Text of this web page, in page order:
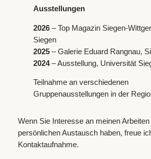
Ausstellungen
2026 – Top Magazin Siegen-
Siegen
2025 – Galerie Eduard Rangnau,
2024– Ausstellung, Universität
Teilnahme an verschiedenen
Gruppenausstellungen in der
Wenn Sie Interesse an meinen
persönlichen Austausch haben, freue
Kontaktaufnahme.